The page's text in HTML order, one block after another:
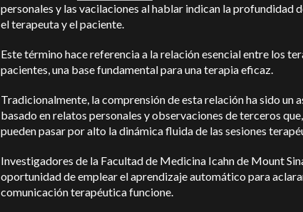
personales y las vacilaciones al hablar indican la profundidad
el terapeuta y el paciente.
Este término hace referencia a la relación esencial entre los
pacientes, una base fundamental para una terapia eficaz.
Tradicionalmente, la comprensión de esta relación ha sido un
basado en relatos personales y observaciones de terceros
pueden pasar por alto la dinámica fluida de las sesiones
Investigadores de la Facultad de Medicina Icahn de Mount
oportunidad de emplear el aprendizaje automático para
comunicación terapéutica funcione.